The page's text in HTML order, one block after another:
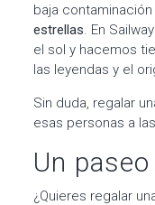
baja
estrellas. En
el sol y hacemos
las leyendas y el
Sin duda, regalar
esas personas a
Un
¿Quieres regalar